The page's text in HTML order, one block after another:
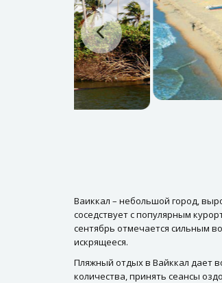
Ваиккал – небольшой город,
соседствует с популярным
сентябрь отмечается сильным
искрящееся.
Пляжный отдых в Вайккал дает
количества, принять сеансы